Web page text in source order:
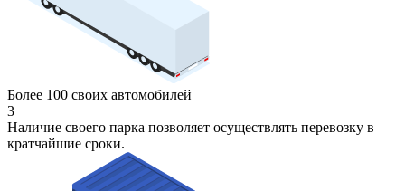
Более 100 своих автомобилей
3
Наличие своего парка позволяет осуществлять перевозку в
кратчайшие сроки.